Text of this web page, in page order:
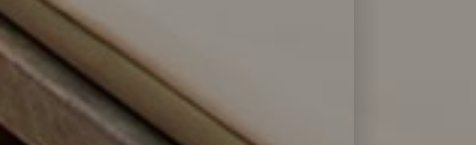
alle typer service og omsorg: La Palma har et
beste overnattingsstedene på La Isla Bonita
i flere dager.